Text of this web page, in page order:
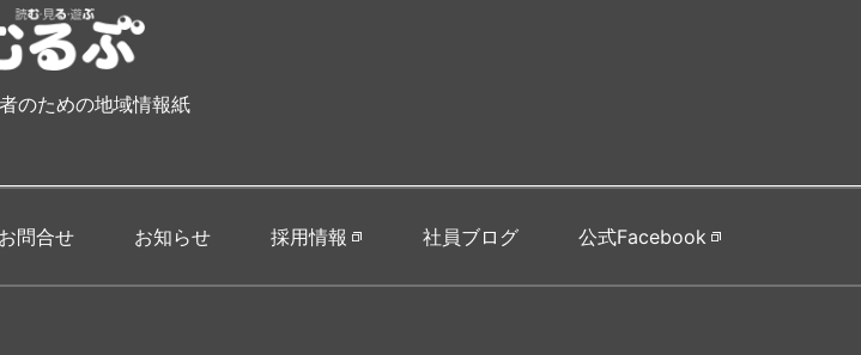
のための地域情報紙
お問合せ お知らせ 採用情報 社員ブログ 公式Facebook